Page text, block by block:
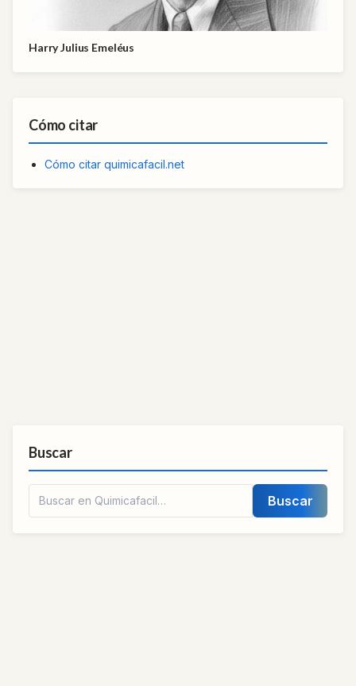
Harry Julius Emeléus
Cómo citar
Cómo citar quimicafacil.net
Buscar
Buscar